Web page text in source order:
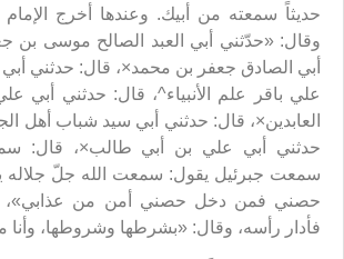
حديثاً سمعته من أبيك. وعندها أخرج
وقال: «حدّثني أبي العبد الصالح موسى بن
أبي الصادق جعفر بن محمد×، قال: حدثني
علي باقر علم الأنبياء^، قال: حدثني أبي
العابدين×، قال: حدثني أبي سيد شباب أهل
حدثني أبي علي بن أبي طالب×، قال:
سمعت جبرئيل يقول: سمعت الله جلّ جلاله
حصني فمن دخل حصني أمن من عذابي»،
فأدار رأسه، وقال: «بشرطها وشروطها،